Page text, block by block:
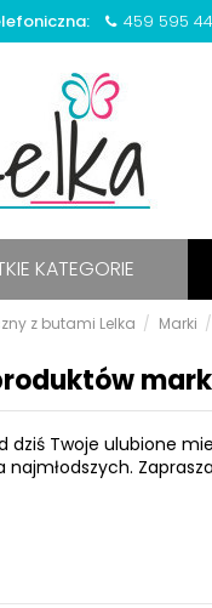
459 595
KATEGORIE
z butami Lelka Marki
marki
dziś Twoje ulubione
najmłodszych.